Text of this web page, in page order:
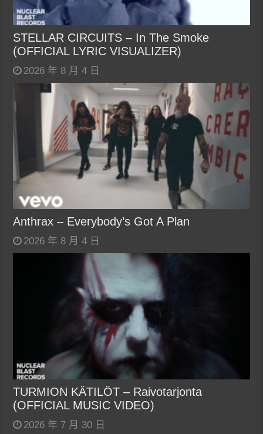
STELLAR CIRCUITS – In The Smoke
(OFFICIAL LYRIC VISUALIZER)
2026 年 8 月 4 日
Anthrax – Everybody’s Got A Plan
2026 年 8 月 4 日
TURMION KÄTILÖT – Raivotarjonta
(OFFICIAL MUSIC VIDEO)
2026 年 7 月 30 日